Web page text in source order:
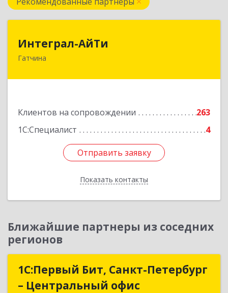
Интеграл-АйТи
Гатчина
Клиентов на сопровождении
263
1С:Специалист
4
Отправить заявку
Показать контакты
188300, Ленинградская обл, Гатчинский р-н,
Подробнее
Отправить заявку
Назад
Ближайшие партнеры из соседних
регионов
1С:Первый Бит, Санкт-Петербург
– Центральный офис
1С:Первый Бит, Санкт-Петербург
– Центральный офис